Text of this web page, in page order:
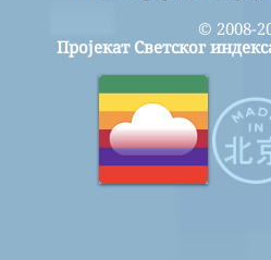
© 2008-
Пројекат Светског